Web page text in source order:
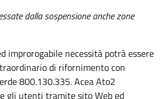
dalla sospensione anche zone
improrogabile necessità potrà essere
di rifornimento con
800.130.335. Acea Ato2
gli utenti tramite sito Web ed